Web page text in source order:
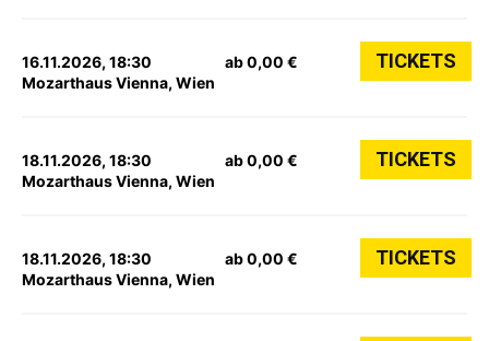
16.11.2026, 18:30
Mozarthaus Vienna, Wien
ab 0,00 € TICKETS
18.11.2026, 18:30
Mozarthaus Vienna, Wien
ab 0,00 € TICKETS
18.11.2026, 18:30
Mozarthaus Vienna, Wien
ab 0,00 € TICKETS